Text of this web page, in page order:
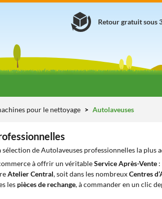
Retour gratuit sous
pour le nettoyage Autolaveuses
de Autolaveuses professionnelles la plus
à offrir un véritableService Après-Vente
Atelier Central, soit dans les nombreuxCentres
les pièces de rechange, à commander en un clic